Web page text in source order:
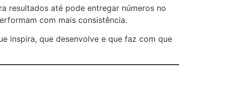
resultados até pode entregar números no
com mais consistência.
inspira, que desenvolve e que faz com que